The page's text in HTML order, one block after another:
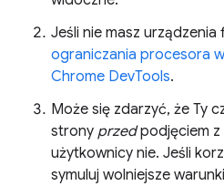
Jeśli nie masz urządzenia
ograniczania procesora
Chrome DevTools.
Może się zdarzyć, że Ty
strony przedpodjęciem z
użytkownicy nie. Jeśli
symuluj wolniejsze